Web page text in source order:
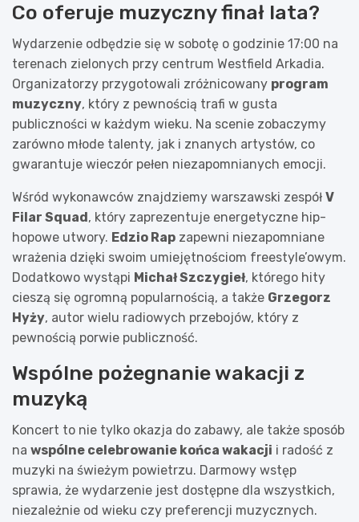
Co oferuje muzyczny finał lata?
Wydarzenie odbędzie się w sobotę o godzinie 17:00 na
terenach zielonych przy centrum Westfield Arkadia.
Organizatorzy przygotowali zróżnicowany program
muzyczny, który z pewnością trafi w gusta
publiczności w każdym wieku. Na scenie zobaczymy
zarówno młode talenty, jak i znanych artystów, co
gwarantuje wieczór pełen niezapomnianych emocji.
Wśród wykonawców znajdziemy warszawski zespół V
Filar Squad, który zaprezentuje energetyczne hip-
hopowe utwory. Edzio Rap zapewni niezapomniane
wrażenia dzięki swoim umiejętnościom freestyle’owym.
Dodatkowo wystąpi Michał Szczygieł, którego hity
cieszą się ogromną popularnością, a także Grzegorz
Hyży, autor wielu radiowych przebojów, który z
pewnością porwie publiczność.
Wspólne pożegnanie wakacji z
muzyką
Koncert to nie tylko okazja do zabawy, ale także sposób
na wspólne celebrowanie końca wakacji i radość z
muzyki na świeżym powietrzu. Darmowy wstęp
sprawia, że wydarzenie jest dostępne dla wszystkich,
niezależnie od wieku czy preferencji muzycznych.